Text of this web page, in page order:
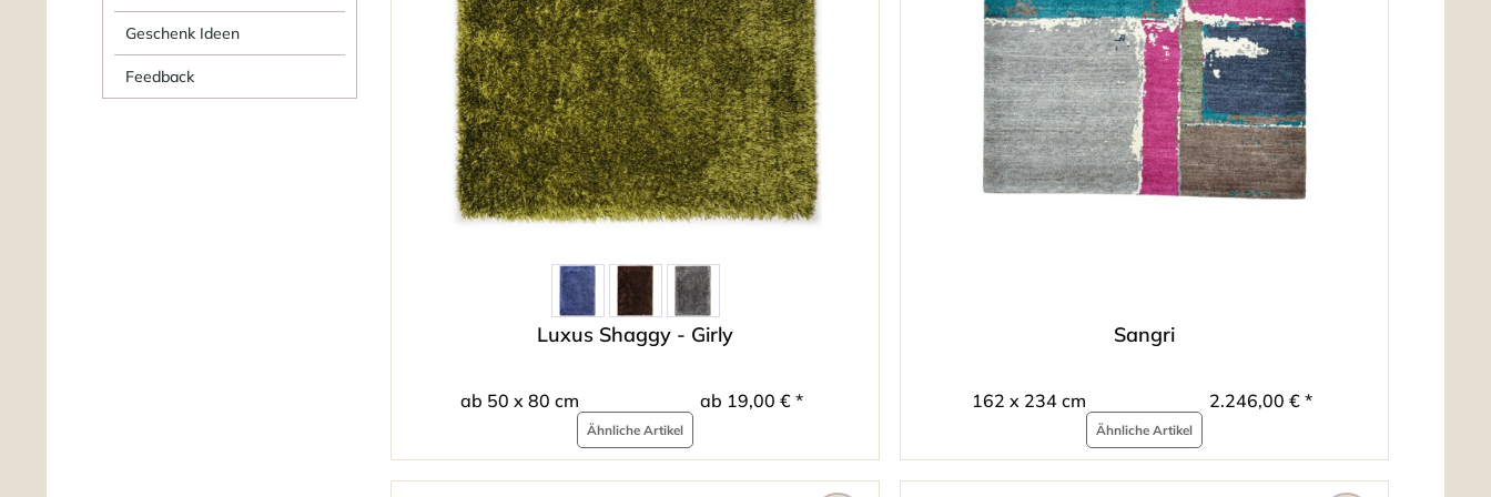
Geschenk Ideen
Feedback
Luxus Shaggy - Girly
ab 50 x 80 cm ab 19,00 € *
Ähnliche Artikel
Sangri
162 x 234 cm 2.246,00 € *
Ähnliche Artikel